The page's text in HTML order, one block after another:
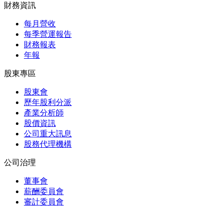
財務資訊
每月營收
每季營運報告
財務報表
年報
股東專區
股東會
歷年股利分派
產業分析師
股價資訊
公司重大訊息
股務代理機構
公司治理
董事會
薪酬委員會
審計委員會